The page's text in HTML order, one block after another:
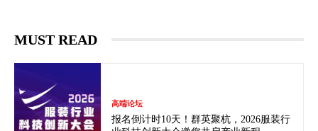
MUST READ
高端论坛
报名倒计时10天！群英聚杭，2026服装行